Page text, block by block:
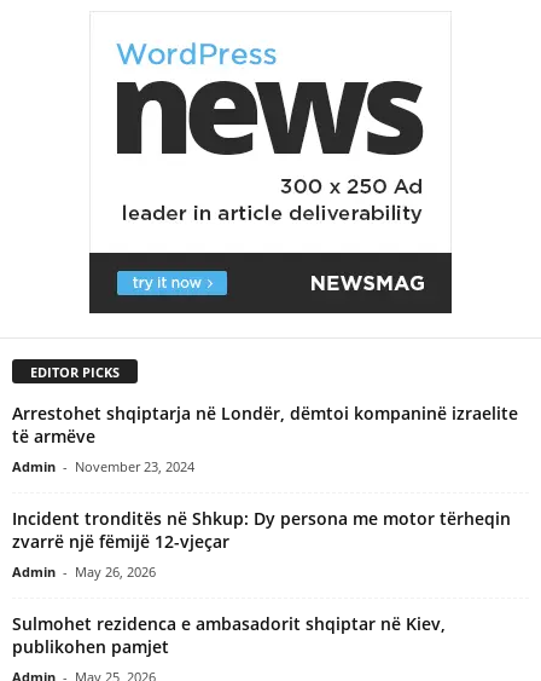
EDITOR PICKS
Arrestohet shqiptarja në Londër, dëmtoi kompaninë izraelite
të armëve
Admin - November 23, 2024
Incident tronditës në Shkup: Dy persona me motor tërheqin
zvarrë një fëmijë 12-vjeçar
Admin - May 26, 2026
Sulmohet rezidenca e ambasadorit shqiptar në Kiev,
publikohen pamjet
Admin - May 25, 2026